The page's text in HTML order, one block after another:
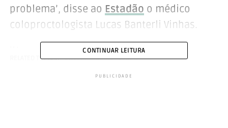
problema’, disse ao Estadão o médico
coloproctologista Lucas Banterli Vinhas.
‘Hemorroidas são estruturas anatômicas e
RELATED TOPICS: HEMORROIDAS TOPO
CONTINUAR LEITURA
PUBLICIDADE